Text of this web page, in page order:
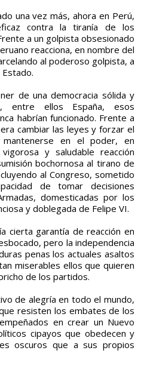
una vez más, ahora en Perú,
contra la tiranía de los
a un golpista obsesionado
reacciona, en nombre del
al poderoso golpista, a
de una democracia sólida y
entre ellos España, esos
habrían funcionado. Frente a
cambiar las leyes y forzar el
mantenerse en el poder, en
y saludable reacción
bochornosa al tirano de
al Congreso, sometido
de tomar decisiones
domesticadas por los
y doblegada de Felipe VI.
cierta garantía de reacción en
pero la independencia
penas los actuales asaltos
miserables ellos que quieren
de los partidos.
de alegría en todo el mundo,
resisten los embates de los
en crear un Nuevo
cipayos que obedecen y
oscuros que a sus propios